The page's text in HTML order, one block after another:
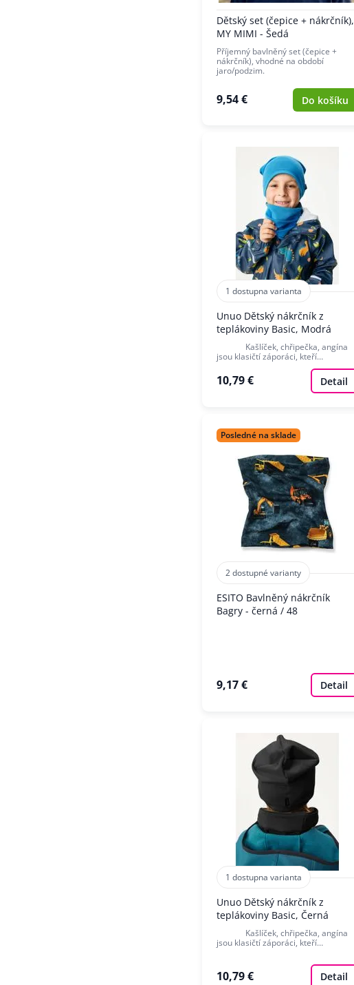
Dětský set (čepice + nákrčník),
MY MIMI - Šedá
Příjemný bavlněný set (čepice +
nákrčník), vhodné na období
jaro/podzim.
9,54 € Do košíku
1 dostupna varianta
Unuo Dětský nákrčník z
teplákoviny Basic, Modrá
Kašlíček, chřipečka, angína
jsou klasičtí záporáci, kteří…
10,79 € Detail
Posledné na sklade
2 dostupné varianty
ESITO Bavlněný nákrčník
Bagry - černá / 48
9,17 € Detail
1 dostupna varianta
Unuo Dětský nákrčník z
teplákoviny Basic, Černá
Kašlíček, chřipečka, angína
jsou klasičtí záporáci, kteří…
10,79 € Detail